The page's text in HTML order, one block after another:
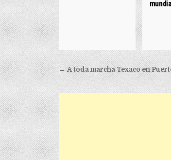
Post navigation
← A toda marcha Texaco en